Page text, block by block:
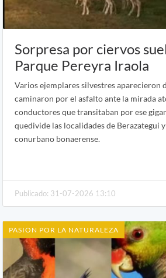
Sorpresa por ciervos
Parque Pereyra Iraola
Varios ejemplares silvestres aparecieron
caminaron por el asfalto ante la mirada
conductores que transitaban por ese
quedivide las localidades de Berazategui
conurbano bonaerense.
Publicado: 31-07-2026 13:10
PASION POR LA NATURALEZA